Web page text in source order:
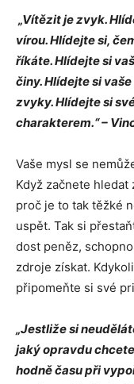
„Vítězit je zvyk.
vírou. Hlídejte si,
říkáte. Hlídejte si
činy. Hlídejte si
zvyky. Hlídejte si
charakterem.“ –
Vaše mysl se
Když začnete hledat
proč je to tak těžké
uspět. Tak si
dost peněz,
zdroje získat.
připomeňte si své
„Jestliže si
jaký opravdu
hodně času při